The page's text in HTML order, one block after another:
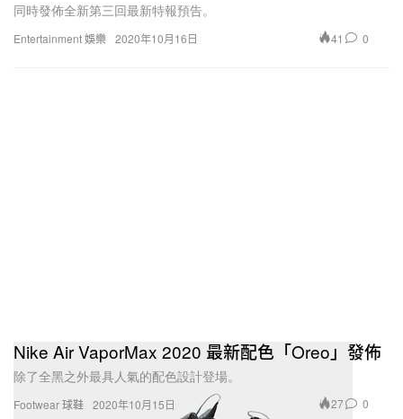
Entertainment 娛樂
同時發佈全新第三回最新特報預告。
2020年10月16日 41 0
Footwear 球鞋
Nike Air VaporMax 2020 最新配色「Oreo」發佈
除了全黑之外最具人氣的配色設計登場。
2020年10月15日 27 0